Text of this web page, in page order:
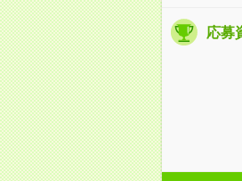
応募